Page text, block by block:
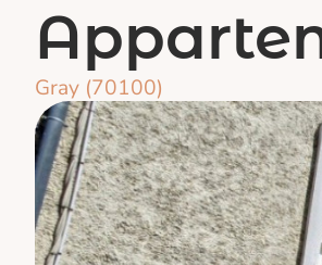
Gray (70100)